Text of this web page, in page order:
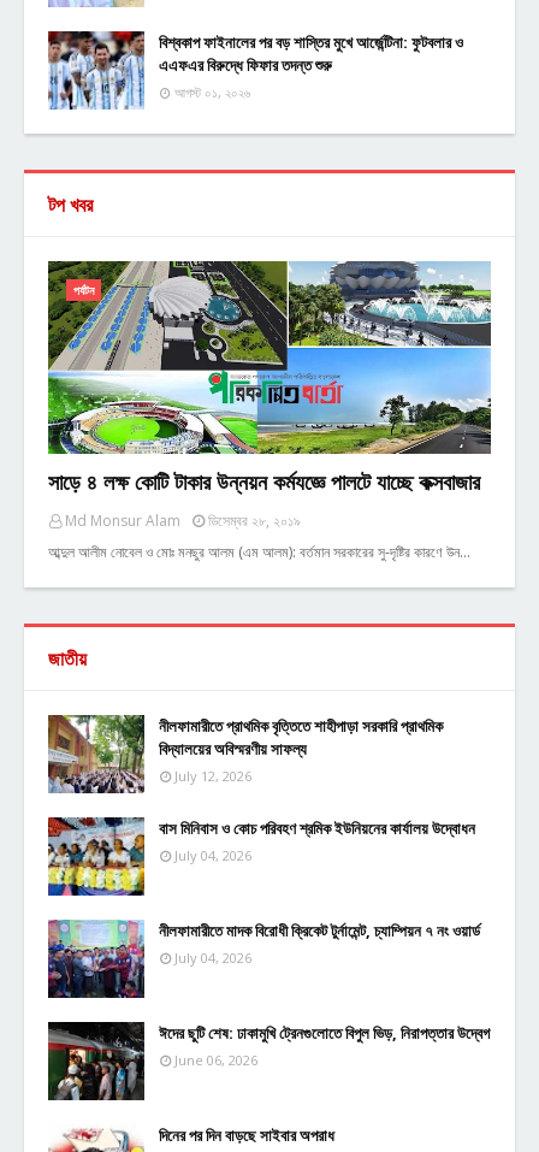
বিশ্বকাপ ফাইনালের পর বড় শাস্তির মুখে আর্জেন্টিনা: ফুটবলার ও
এএফএর বিরুদ্ধে ফিফার তদন্ত শুরু
আগস্ট ০১, ২০২৬
টপ খবর
পর্যটন
সাড়ে ৪ লক্ষ কোটি টাকার উন্নয়ন কর্মযজ্ঞে পালটে যাচ্ছে কক্সবাজার
Md Monsur Alam
ডিসেম্বর ২৮, ২০১৯
আব্দুল আলীম নোবেল ও মোঃ মনছুর আলম (এম আলম): বর্তমান সরকারের সু-দৃষ্টির কারণে উন…
জাতীয়
নীলফামারীতে প্রাথমিক বৃত্তিতে শাহীপাড়া সরকারি প্রাথমিক
বিদ্যালয়ের অবিস্মরণীয় সাফল্য
July 12, 2026
বাস মিনিবাস ও কোচ পরিবহণ শ্রমিক ইউনিয়নের কার্যালয় উদ্বোধন
July 04, 2026
নীলফামারীতে মাদক বিরোধী ক্রিকেট টুর্নামেন্ট, চ্যাম্পিয়ন ৭ নং ওয়ার্ড
July 04, 2026
ঈদের ছুটি শেষ: ঢাকামুখি ট্রেনগুলোতে বিপুল ভিড়, নিরাপত্তার উদ্বেগ
June 06, 2026
দিনের পর দিন বাড়ছে সাইবার অপরাধ